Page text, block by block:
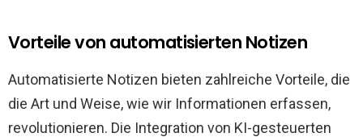
Vorteile von automatisierten Notizen
Automatisierte Notizen bieten zahlreiche Vorteile, die
die Art und Weise, wie wir Informationen erfassen,
revolutionieren. Die Integration von KI-gesteuerten